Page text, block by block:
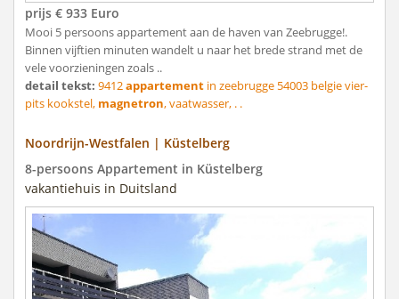
prijs € 933 Euro
Mooi 5 persoons appartement aan de haven van Zeebrugge!.
Binnen vijftien minuten wandelt u naar het brede strand met de
vele voorzieningen zoals ..
detail tekst: 9412appartement in zeebrugge 54003 belgie vier-
pits kookstel, magnetron, vaatwasser, . .
Noordrijn-Westfalen | Küstelberg
8-persoons Appartement in Küstelberg
vakantiehuis in Duitsland